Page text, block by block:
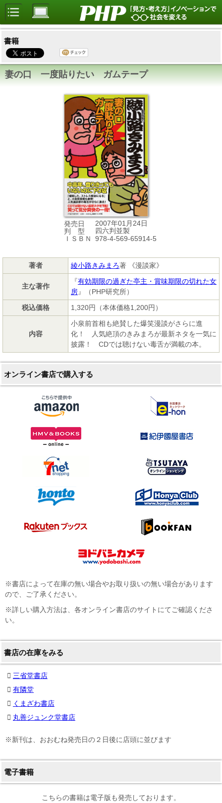
書籍
妻の口 一度貼りたい ガムテープ
発売日
2007年01月24日
判 型
四六判並製
ＩＳＢＮ
978-4-569-65914-5
著者 綾小路きみまろ著 《漫談家》
主な著作
『有効期限の過ぎた亭主・賞味期限の切れた女
房』（PHP研究所）
税込価格
1,320円（本体価格1,200円）
内容
小泉前首相も絶賛した爆笑漫談がさらに進
化！ 人気絶頂のきみまろが最新ネタを一気に
披露！ CDでは聴けない毒舌が満載の本。
オンライン書店で購入する
※書店によって在庫の無い場合やお取り扱いの無い場合があります
ので、ご了承ください。
※詳しい購入方法は、各オンライン書店のサイトにてご確認くださ
い。
書店の在庫をみる
三省堂書店
有隣堂
くまざわ書店
丸善ジュンク堂書店
※新刊は、おおむね発売日の２日後に店頭に並びます
電子書籍
こちらの書籍は電子版も発売しております。